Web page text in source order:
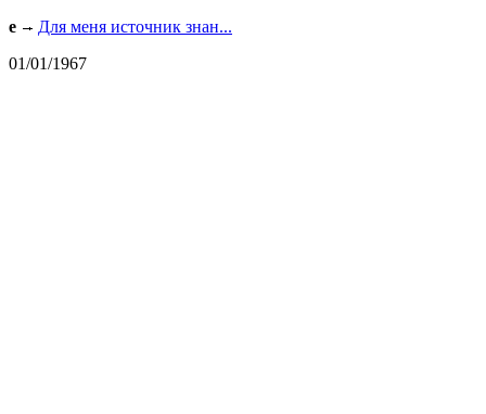
e
Для меня источник знан...
01/01/1967